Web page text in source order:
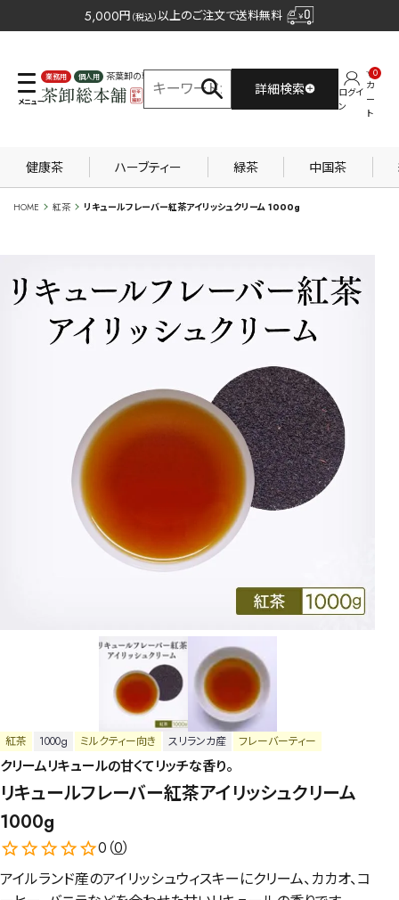
5,000円 （税込）以上のご注文で送料無料
業務用 個人用
茶葉卸の専門サイト
詳細検索
ログイ
ン
カ
ー
ト
0
健康茶 ハーブティー 緑茶 中国茶
HOME 紅茶 リキュールフレーバー紅茶アイリッシュクリーム 1000g
紅茶 1000g ミルクティー向き スリランカ産 フレーバーティー
クリームリキュールの甘くてリッチな香り。
リキュールフレーバー紅茶アイリッシュクリーム
1000g
0（0）
アイルランド産のアイリッシュウィスキーにクリーム、カカオ、コ